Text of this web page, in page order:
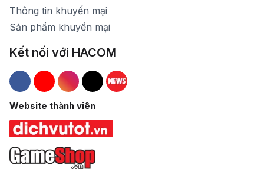
Thông tin khuyến mại
Sản phẩm khuyến mại
Kết nối với HACOM
Hacom Facebook
Hacom YouTube
Hacom Instagram
Hacom TikTok
Website thành viên